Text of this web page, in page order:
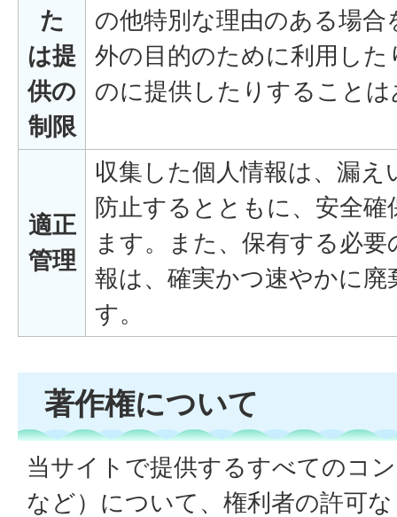
た
は提
供の
制限
の他特別な理由のある場
外の目的のために利用し
のに提供したりすること
適正
管理
収集した個人情報は、漏
防止するとともに、安全
ます。また、保有する必
報は、確実かつ速やかに
す。
著作権について
当サイトで提供するすべてのコ
など）について、権利者の許可